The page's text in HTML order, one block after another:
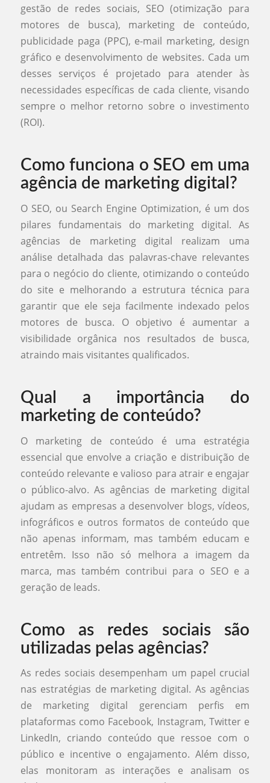
gestão de redes sociais, SEO (otimização para
motores de busca), marketing de conteúdo,
publicidade paga (PPC), e-mail marketing, design
gráfico e desenvolvimento de websites. Cada um
desses serviços é projetado para atender às
necessidades específicas de cada cliente, visando
sempre o melhor retorno sobre o investimento
(ROI).
Como funciona o SEO em uma
agência de marketing digital?
O SEO, ou Search Engine Optimization, é um dos
pilares fundamentais do marketing digital. As
agências de marketing digital realizam uma
análise detalhada das palavras-chave relevantes
para o negócio do cliente, otimizando o conteúdo
do site e melhorando a estrutura técnica para
garantir que ele seja facilmente indexado pelos
motores de busca. O objetivo é aumentar a
visibilidade orgânica nos resultados de busca,
atraindo mais visitantes qualificados.
Qual a importância do
marketing de conteúdo?
O marketing de conteúdo é uma estratégia
essencial que envolve a criação e distribuição de
conteúdo relevante e valioso para atrair e engajar
o público-alvo. As agências de marketing digital
ajudam as empresas a desenvolver blogs, vídeos,
infográficos e outros formatos de conteúdo que
não apenas informam, mas também educam e
entretêm. Isso não só melhora a imagem da
marca, mas também contribui para o SEO e a
geração de leads.
Como as redes sociais são
utilizadas pelas agências?
As redes sociais desempenham um papel crucial
nas estratégias de marketing digital. As agências
de marketing digital gerenciam perfis em
plataformas como Facebook, Instagram, Twitter e
LinkedIn, criando conteúdo que ressoe com o
público e incentive o engajamento. Além disso,
elas monitoram as interações e analisam os